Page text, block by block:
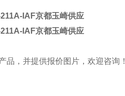
IAF京都玉崎供应
IAF京都玉崎供应
品，并提供报价图片，欢迎咨询！